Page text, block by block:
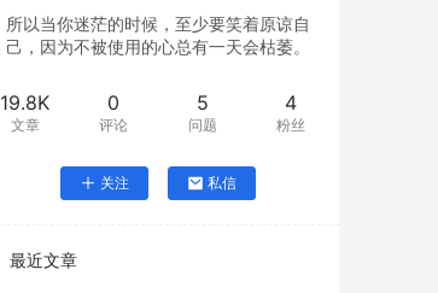
所以当你迷茫的时候，至少要笑着原谅自
己，因为不被使用的心总有一天会枯萎。
19.8K
文章
0
评论
5
问题
4
粉丝
关注 私信
最近文章